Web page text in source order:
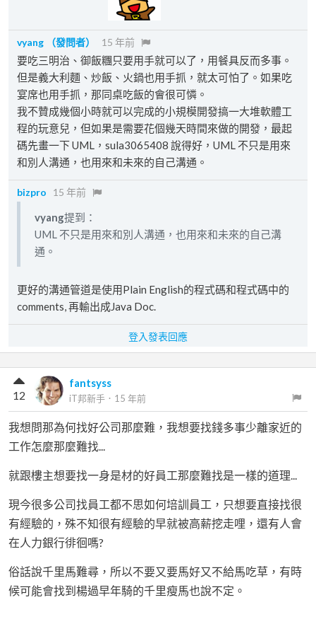
vyang （發問者） 15 年前
要吃三明治、御飯糰只要用手就可以了，用餐具反而多事。
但是義大利麵、炒飯、火鍋也用手抓，就太可怕了。如果吃
宴席也用手抓，那同桌吃飯的會很可憐。
我不贊成幾個小時就可以完成的小規模開發搞一大堆軟體工
程的玩意兒，但如果是需要花個幾天時間來做的開發，最起
碼先畫一下 UML，sula3065408 說得好，UML 不只是用來
和別人溝通，也用來和未來的自己溝通。
bizpro 15 年前
vyang提到：
UML 不只是用來和別人溝通，也用來和未來的自己溝
通。
更好的溝通管道是使用Plain English的程式碼和程式碼中的
comments, 再輸出成Java Doc.
登入發表回應
fantsyss
iT邦新手 ． 15 年前
12
我想問那為何找好公司那麼難，我想要找錢多事少離家近的
工作怎麼那麼難找...
就跟樓主想要找一身是材的好員工那麼難找是一樣的道理...
現今很多公司找員工都不思如何培訓員工，只想要直接找很
有經驗的，殊不知很有經驗的早就被高薪挖走哩，還有人會
在人力銀行徘徊嗎?
俗話說千里馬難尋，所以不要又要馬好又不給馬吃草，有時
候可能會找到楊過早年騎的千里瘦馬也說不定。